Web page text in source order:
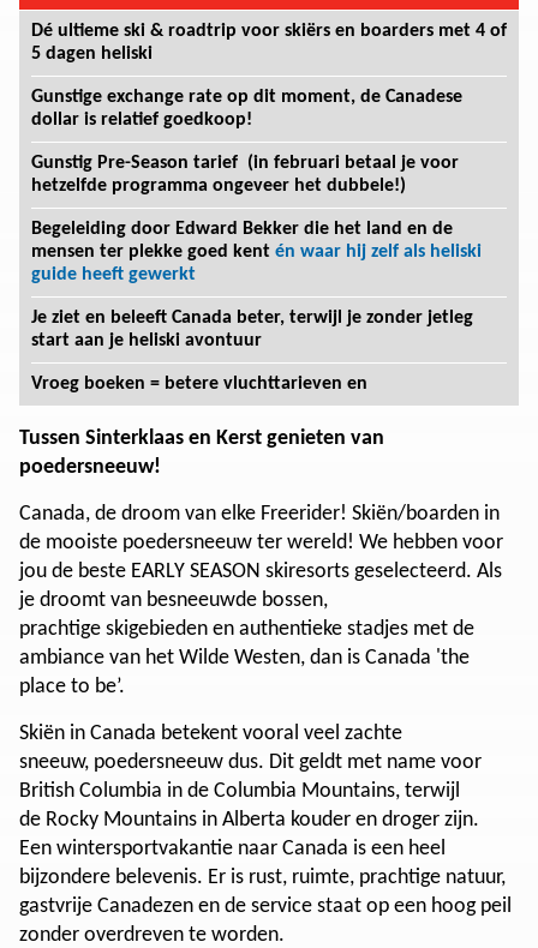
Dé ultieme ski & roadtrip voor skiërs en boarders met 4 of
5 dagen heliski
Gunstige exchange rate op dit moment, de Canadese
dollar is relatief goedkoop!
Gunstig Pre-Season tarief (in februari betaal je voor
hetzelfde programma ongeveer het dubbele!)
Begeleiding door Edward Bekker die het land en de
mensen ter plekke goed kent én waar hij zelf als heliski
guide heeft gewerkt
Je ziet en beleeft Canada beter, terwijl je zonder jetleg
start aan je heliski avontuur
Vroeg boeken = betere vluchttarieven en
Tussen Sinterklaas en Kerst genieten van
poedersneeuw!
Canada, de droom van elke Freerider! Skiën/boarden in
de mooiste poedersneeuw ter wereld! We hebben voor
jou de beste EARLY SEASON skiresorts geselecteerd. Als
je droomt van besneeuwde bossen,
prachtige skigebieden en authentieke stadjes met de
ambiance van het Wilde Westen, dan is Canada 'the
place to be’.
Skiën in Canada betekent vooral veel zachte
sneeuw, poedersneeuw dus. Dit geldt met name voor
British Columbia in de Columbia Mountains, terwijl
de Rocky Mountains in Alberta kouder en droger zijn.
Een wintersportvakantie naar Canada is een heel
bijzondere belevenis. Er is rust, ruimte, prachtige natuur,
gastvrije Canadezen en de service staat op een hoog peil
zonder overdreven te worden.